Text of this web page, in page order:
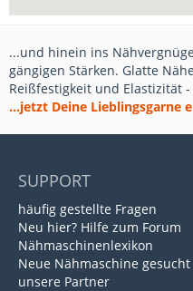
...und hinein ins
gängigen Stärken. Glatte
Reißfestigkeit und Elastizität
...jetzt Deine Lieblingsgarne
SUPPORT
häufig gestellte Fragen
Neu hier? Hilfe zum Forum
Nähmaschinenlexikon
Neue Nähmaschine gesucht
unsere Partner